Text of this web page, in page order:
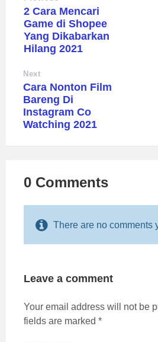
2 Cara Mencari
Game di Shopee
Yang Dikabarkan
Hilang 2021
Next
Cara Nonton Film
Bareng Di
Instagram Co
Watching 2021
0 Comments
There are no comments
Leave a comment
Your email address will not be
fields are marked *